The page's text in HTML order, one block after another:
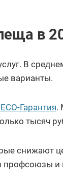
в
В
варианты.
Гарантия.
тысяч
снижают
профсоюзы и